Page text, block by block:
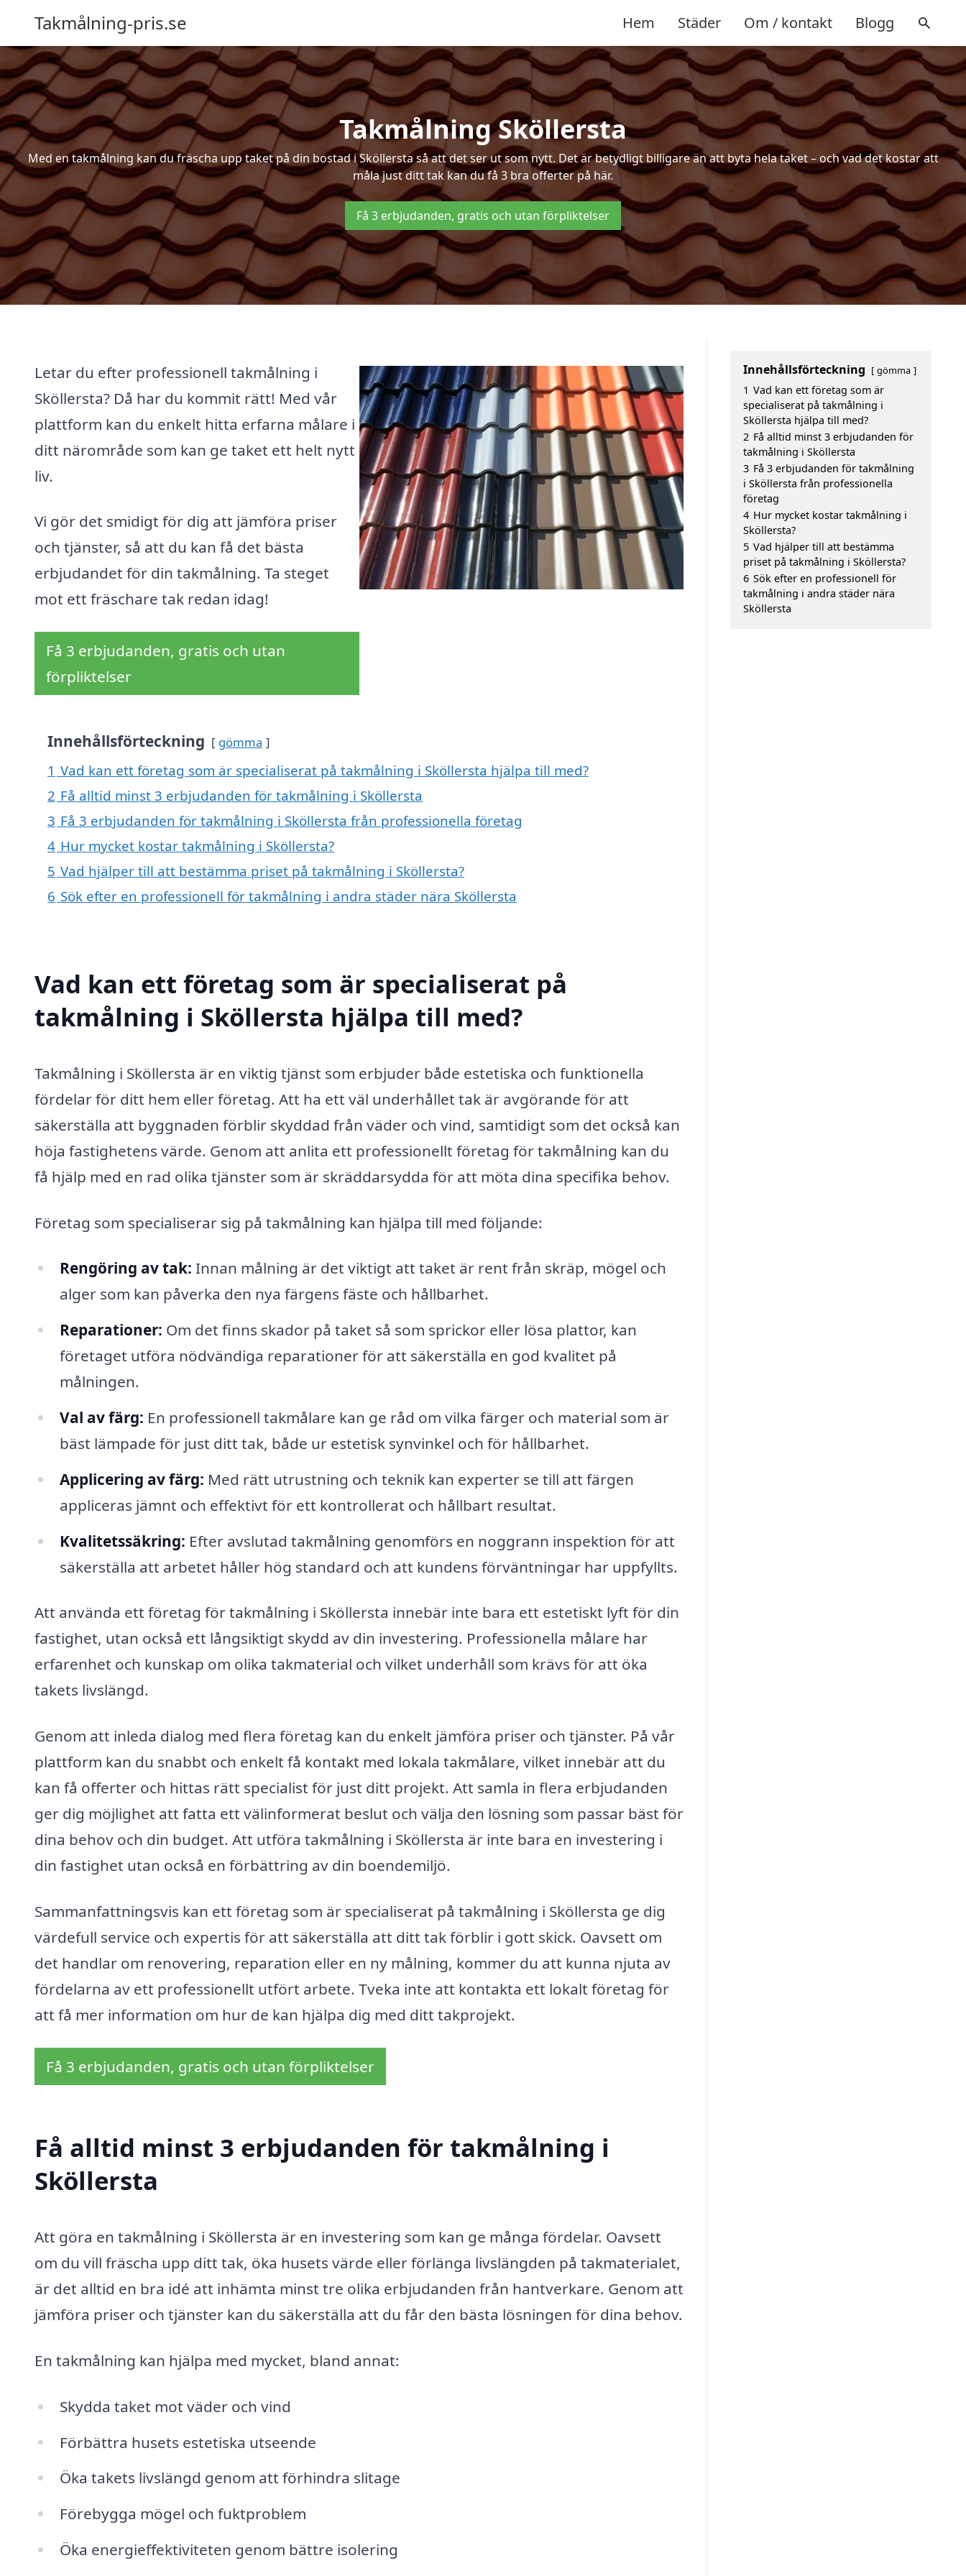
Takmålning-pris.se Hem Städer Om / kontakt Blogg
Takmålning Sköllersta
Med en takmålning kan du fräscha upp taket på din bostad i Sköllersta så att det ser ut som nytt. Det är betydligt billigare än att byta hela taket – och vad det kostar att
måla just ditt tak kan du få 3 bra offerter på här.
Få 3 erbjudanden, gratis och utan förpliktelser
Letar du efter professionell takmålning i
Sköllersta? Då har du kommit rätt! Med vår
plattform kan du enkelt hitta erfarna målare i
ditt närområde som kan ge taket ett helt nytt
liv.
Vi gör det smidigt för dig att jämföra priser
och tjänster, så att du kan få det bästa
erbjudandet för din takmålning. Ta steget
mot ett fräschare tak redan idag!
Få 3 erbjudanden, gratis och utan
förpliktelser
Innehållsförteckning gömma
1 Vad kan ett företag som är specialiserat på takmålning i Sköllersta hjälpa till med?
2 Få alltid minst 3 erbjudanden för takmålning i Sköllersta
3 Få 3 erbjudanden för takmålning i Sköllersta från professionella företag
4 Hur mycket kostar takmålning i Sköllersta?
5 Vad hjälper till att bestämma priset på takmålning i Sköllersta?
6 Sök efter en professionell för takmålning i andra städer nära Sköllersta
Vad kan ett företag som är specialiserat på
takmålning i Sköllersta hjälpa till med?
Takmålning i Sköllersta är en viktig tjänst som erbjuder både estetiska och funktionella
fördelar för ditt hem eller företag. Att ha ett väl underhållet tak är avgörande för att
säkerställa att byggnaden förblir skyddad från väder och vind, samtidigt som det också kan
höja fastighetens värde. Genom att anlita ett professionellt företag för takmålning kan du
få hjälp med en rad olika tjänster som är skräddarsydda för att möta dina specifika behov.
Företag som specialiserar sig på takmålning kan hjälpa till med följande:
Rengöring av tak: Innan målning är det viktigt att taket är rent från skräp, mögel och
alger som kan påverka den nya färgens fäste och hållbarhet.
Reparationer: Om det finns skador på taket så som sprickor eller lösa plattor, kan
företaget utföra nödvändiga reparationer för att säkerställa en god kvalitet på
målningen.
Val av färg: En professionell takmålare kan ge råd om vilka färger och material som är
bäst lämpade för just ditt tak, både ur estetisk synvinkel och för hållbarhet.
Applicering av färg: Med rätt utrustning och teknik kan experter se till att färgen
appliceras jämnt och effektivt för ett kontrollerat och hållbart resultat.
Kvalitetssäkring: Efter avslutad takmålning genomförs en noggrann inspektion för att
säkerställa att arbetet håller hög standard och att kundens förväntningar har uppfyllts.
Att använda ett företag för takmålning i Sköllersta innebär inte bara ett estetiskt lyft för din
fastighet, utan också ett långsiktigt skydd av din investering. Professionella målare har
erfarenhet och kunskap om olika takmaterial och vilket underhåll som krävs för att öka
takets livslängd.
Genom att inleda dialog med flera företag kan du enkelt jämföra priser och tjänster. På vår
plattform kan du snabbt och enkelt få kontakt med lokala takmålare, vilket innebär att du
kan få offerter och hittas rätt specialist för just ditt projekt. Att samla in flera erbjudanden
ger dig möjlighet att fatta ett välinformerat beslut och välja den lösning som passar bäst för
dina behov och din budget. Att utföra takmålning i Sköllersta är inte bara en investering i
din fastighet utan också en förbättring av din boendemiljö.
Sammanfattningsvis kan ett företag som är specialiserat på takmålning i Sköllersta ge dig
värdefull service och expertis för att säkerställa att ditt tak förblir i gott skick. Oavsett om
det handlar om renovering, reparation eller en ny målning, kommer du att kunna njuta av
fördelarna av ett professionellt utfört arbete. Tveka inte att kontakta ett lokalt företag för
att få mer information om hur de kan hjälpa dig med ditt takprojekt.
Få 3 erbjudanden, gratis och utan förpliktelser
Få alltid minst 3 erbjudanden för takmålning i
Sköllersta
Att göra en takmålning i Sköllersta är en investering som kan ge många fördelar. Oavsett
om du vill fräscha upp ditt tak, öka husets värde eller förlänga livslängden på takmaterialet,
är det alltid en bra idé att inhämta minst tre olika erbjudanden från hantverkare. Genom att
jämföra priser och tjänster kan du säkerställa att du får den bästa lösningen för dina behov.
En takmålning kan hjälpa med mycket, bland annat:
Skydda taket mot väder och vind
Förbättra husets estetiska utseende
Öka takets livslängd genom att förhindra slitage
Förebygga mögel och fuktproblem
Öka energieffektiviteten genom bättre isolering
Innehållsförteckning gömma
1 Vad kan ett företag som är
specialiserat på takmålning i
Sköllersta hjälpa till med?
2 Få alltid minst 3 erbjudanden för
takmålning i Sköllersta
3 Få 3 erbjudanden för takmålning
i Sköllersta från professionella
företag
4 Hur mycket kostar takmålning i
Sköllersta?
5 Vad hjälper till att bestämma
priset på takmålning i Sköllersta?
6 Sök efter en professionell för
takmålning i andra städer nära
Sköllersta